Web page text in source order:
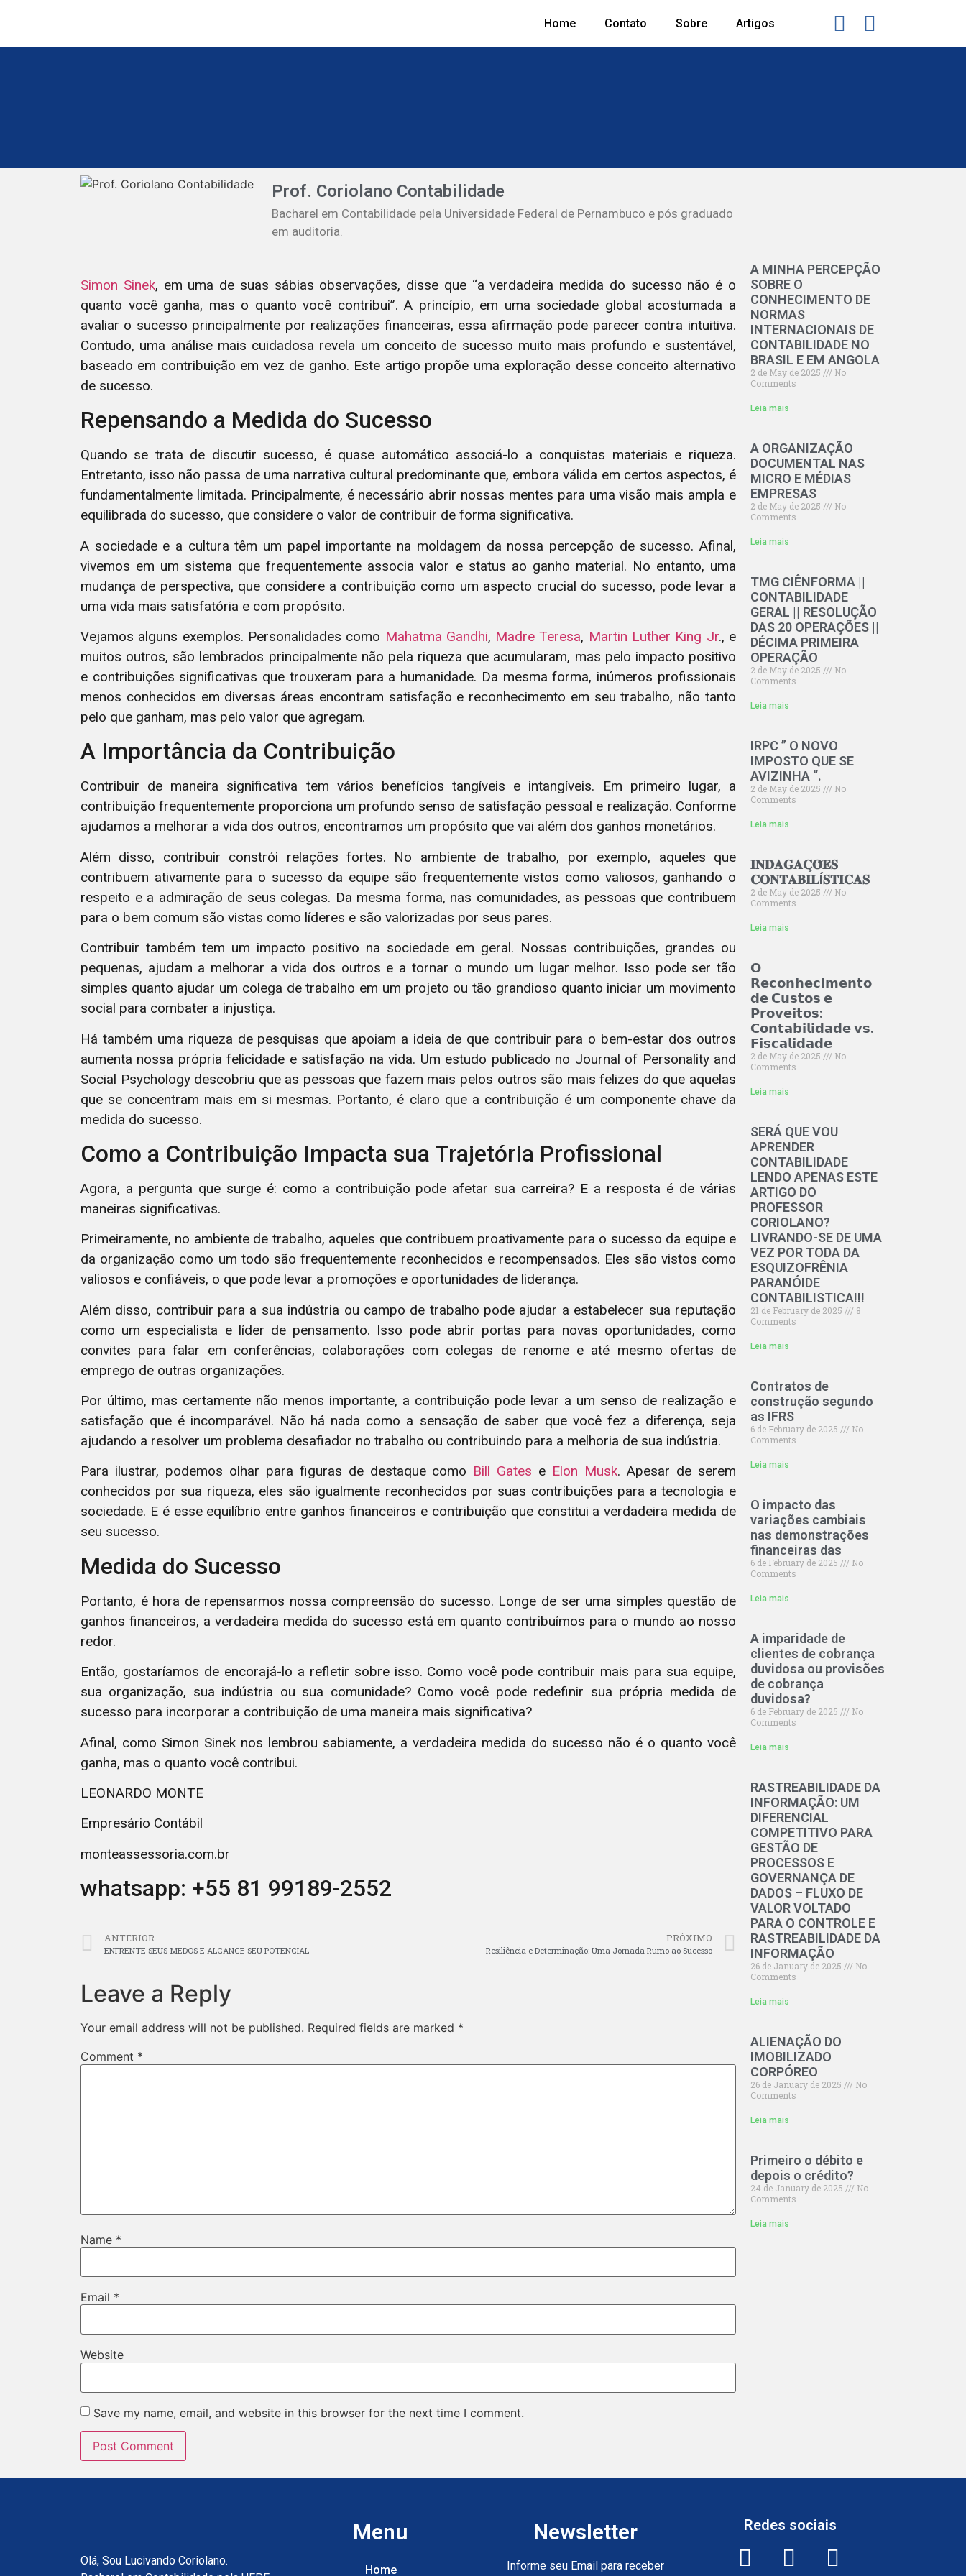
Home Contato Sobre Artigos
Prof. Coriolano Contabilidade
Bacharel em Contabilidade pela Universidade Federal de Pernambuco e pós graduado
em auditoria.
Simon Sinek, em uma de suas sábias observações, disse que “a verdadeira medida do sucesso não é o
quanto você ganha, mas o quanto você contribui”. A princípio, em uma sociedade global acostumada a
avaliar o sucesso principalmente por realizações financeiras, essa afirmação pode parecer contra intuitiva.
Contudo, uma análise mais cuidadosa revela um conceito de sucesso muito mais profundo e sustentável,
baseado em contribuição em vez de ganho. Este artigo propõe uma exploração desse conceito alternativo
de sucesso.
Repensando a Medida do Sucesso
Quando se trata de discutir sucesso, é quase automático associá-lo a conquistas materiais e riqueza.
Entretanto, isso não passa de uma narrativa cultural predominante que, embora válida em certos aspectos, é
fundamentalmente limitada. Principalmente, é necessário abrir nossas mentes para uma visão mais ampla e
equilibrada do sucesso, que considere o valor de contribuir de forma significativa.
A sociedade e a cultura têm um papel importante na moldagem da nossa percepção de sucesso. Afinal,
vivemos em um sistema que frequentemente associa valor e status ao ganho material. No entanto, uma
mudança de perspectiva, que considere a contribuição como um aspecto crucial do sucesso, pode levar a
uma vida mais satisfatória e com propósito.
Vejamos alguns exemplos. Personalidades como Mahatma Gandhi, Madre Teresa, Martin Luther King Jr., e
muitos outros, são lembrados principalmente não pela riqueza que acumularam, mas pelo impacto positivo
e contribuições significativas que trouxeram para a humanidade. Da mesma forma, inúmeros profissionais
menos conhecidos em diversas áreas encontram satisfação e reconhecimento em seu trabalho, não tanto
pelo que ganham, mas pelo valor que agregam.
A Importância da Contribuição
Contribuir de maneira significativa tem vários benefícios tangíveis e intangíveis. Em primeiro lugar, a
contribuição frequentemente proporciona um profundo senso de satisfação pessoal e realização. Conforme
ajudamos a melhorar a vida dos outros, encontramos um propósito que vai além dos ganhos monetários.
Além disso, contribuir constrói relações fortes. No ambiente de trabalho, por exemplo, aqueles que
contribuem ativamente para o sucesso da equipe são frequentemente vistos como valiosos, ganhando o
respeito e a admiração de seus colegas. Da mesma forma, nas comunidades, as pessoas que contribuem
para o bem comum são vistas como líderes e são valorizadas por seus pares.
Contribuir também tem um impacto positivo na sociedade em geral. Nossas contribuições, grandes ou
pequenas, ajudam a melhorar a vida dos outros e a tornar o mundo um lugar melhor. Isso pode ser tão
simples quanto ajudar um colega de trabalho em um projeto ou tão grandioso quanto iniciar um movimento
social para combater a injustiça.
Há também uma riqueza de pesquisas que apoiam a ideia de que contribuir para o bem-estar dos outros
aumenta nossa própria felicidade e satisfação na vida. Um estudo publicado no Journal of Personality and
Social Psychology descobriu que as pessoas que fazem mais pelos outros são mais felizes do que aquelas
que se concentram mais em si mesmas. Portanto, é claro que a contribuição é um componente chave da
medida do sucesso.
Como a Contribuição Impacta sua Trajetória Profissional
Agora, a pergunta que surge é: como a contribuição pode afetar sua carreira? E a resposta é de várias
maneiras significativas.
Primeiramente, no ambiente de trabalho, aqueles que contribuem proativamente para o sucesso da equipe e
da organização como um todo são frequentemente reconhecidos e recompensados. Eles são vistos como
valiosos e confiáveis, o que pode levar a promoções e oportunidades de liderança.
Além disso, contribuir para a sua indústria ou campo de trabalho pode ajudar a estabelecer sua reputação
como um especialista e líder de pensamento. Isso pode abrir portas para novas oportunidades, como
convites para falar em conferências, colaborações com colegas de renome e até mesmo ofertas de
emprego de outras organizações.
Por último, mas certamente não menos importante, a contribuição pode levar a um senso de realização e
satisfação que é incomparável. Não há nada como a sensação de saber que você fez a diferença, seja
ajudando a resolver um problema desafiador no trabalho ou contribuindo para a melhoria de sua indústria.
Para ilustrar, podemos olhar para figuras de destaque como Bill Gates e Elon Musk. Apesar de serem
conhecidos por sua riqueza, eles são igualmente reconhecidos por suas contribuições para a tecnologia e
sociedade. E é esse equilíbrio entre ganhos financeiros e contribuição que constitui a verdadeira medida de
seu sucesso.
Medida do Sucesso
Portanto, é hora de repensarmos nossa compreensão do sucesso. Longe de ser uma simples questão de
ganhos financeiros, a verdadeira medida do sucesso está em quanto contribuímos para o mundo ao nosso
redor.
Então, gostaríamos de encorajá-lo a refletir sobre isso. Como você pode contribuir mais para sua equipe,
sua organização, sua indústria ou sua comunidade? Como você pode redefinir sua própria medida de
sucesso para incorporar a contribuição de uma maneira mais significativa?
Afinal, como Simon Sinek nos lembrou sabiamente, a verdadeira medida do sucesso não é o quanto você
ganha, mas o quanto você contribui.
LEONARDO MONTE
Empresário Contábil
monteassessoria.com.br
whatsapp: +55 81 99189-2552
ANTERIOR
ENFRENTE SEUS MEDOS E ALCANCE SEU POTENCIAL
PRÓXIMO
Resiliência e Determinação: Uma Jornada Rumo ao Sucesso
Leave a Reply
Your email address will not be published. Required fields are marked *
Comment *
Name *
Email *
Website
Save my name, email, and website in this browser for the next time I comment.
A MINHA PERCEPÇÃO
SOBRE O
CONHECIMENTO DE
NORMAS
INTERNACIONAIS DE
CONTABILIDADE NO
BRASIL E EM ANGOLA
2 de May de 2025
No
Comments
Leia mais
A ORGANIZAÇÃO
DOCUMENTAL NAS
MICRO E MÉDIAS
EMPRESAS
2 de May de 2025
No
Comments
Leia mais
TMG CIÊNFORMA ||
CONTABILIDADE
GERAL || RESOLUÇÃO
DAS 20 OPERAÇÕES ||
DÉCIMA PRIMEIRA
OPERAÇÃO
2 de May de 2025
No
Comments
Leia mais
IRPC ” O NOVO
IMPOSTO QUE SE
AVIZINHA “.
2 de May de 2025
No
Comments
Leia mais
𝐈𝐍𝐃𝐀𝐆𝐀𝐂̧𝐎̃𝐄𝐒
𝐂𝐎𝐍𝐓𝐀𝐁𝐈𝐋Í𝐒𝐓𝐈𝐂𝐀𝐒
2 de May de 2025
No
Comments
Leia mais
𝗢
𝗥𝗲𝗰𝗼𝗻𝗵𝗲𝗰𝗶𝗺𝗲𝗻𝘁𝗼
𝗱𝗲 𝗖𝘂𝘀𝘁𝗼𝘀 𝗲
𝗣𝗿𝗼𝘃𝗲𝗶𝘁𝗼𝘀:
𝗖𝗼𝗻𝘁𝗮𝗯𝗶𝗹𝗶𝗱𝗮𝗱𝗲 𝘃𝘀.
𝗙𝗶𝘀𝗰𝗮𝗹𝗶𝗱𝗮𝗱𝗲
2 de May de 2025
No
Comments
Leia mais
SERÁ QUE VOU
APRENDER
CONTABILIDADE
LENDO APENAS ESTE
ARTIGO DO
PROFESSOR
CORIOLANO?
LIVRANDO-SE DE UMA
VEZ POR TODA DA
ESQUIZOFRÊNIA
PARANÓIDE
CONTABILISTICA!!!
21 de February de 2025
8
Comments
Leia mais
Contratos de
construção segundo
as IFRS
6 de February de 2025
No
Comments
Leia mais
O impacto das
variações cambiais
nas demonstrações
financeiras das
6 de February de 2025
No
Comments
Leia mais
A imparidade de
clientes de cobrança
duvidosa ou provisões
de cobrança
duvidosa?
6 de February de 2025
No
Comments
Leia mais
RASTREABILIDADE DA
INFORMAÇÃO: UM
DIFERENCIAL
COMPETITIVO PARA
GESTÃO DE
PROCESSOS E
GOVERNANÇA DE
DADOS – FLUXO DE
VALOR VOLTADO
PARA O CONTROLE E
RASTREABILIDADE DA
INFORMAÇÃO
26 de January de 2025
No
Comments
Leia mais
ALIENAÇÃO DO
IMOBILIZADO
CORPÓREO
26 de January de 2025
No
Comments
Leia mais
Primeiro o débito e
depois o crédito?
24 de January de 2025
No
Comments
Leia mais
Olá, Sou Lucivando Coriolano.
Menu
Home
Newsletter
Informe seu Email para receber
Redes sociais